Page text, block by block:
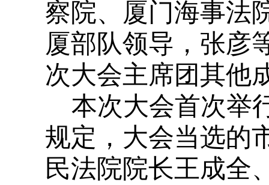
察院、厦门海事法
厦部队领导，张彦
次大会主席团其他
本次大会首次举
规定，大会当选的
民法院院长王成全